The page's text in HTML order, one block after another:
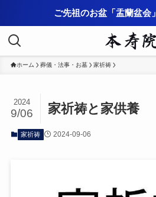
ご先祖のお盆「盂蘭盆会」
ホーム 葬儀・法事・お墓 家祈祷
家祈祷と家供養
2024
9/06
家祈祷 2024-09-06